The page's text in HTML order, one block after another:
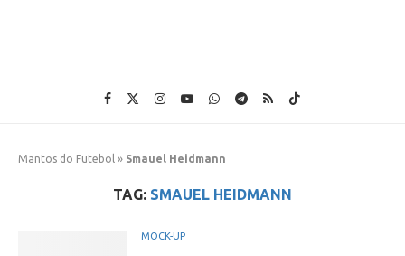
Mantos do Futebol » Smauel Heidmann
TAG: SMAUEL HEIDMANN
MOCK-UP